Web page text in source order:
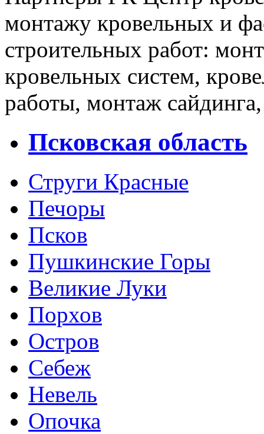
монтажу кровельных и
строительных работ:
кровельных систем,
работы, монтаж
Псковская область
Струги Красные
Печоры
Псков
Пушкинские Горы
Великие Луки
Порхов
Остров
Себеж
Невель
Опочка